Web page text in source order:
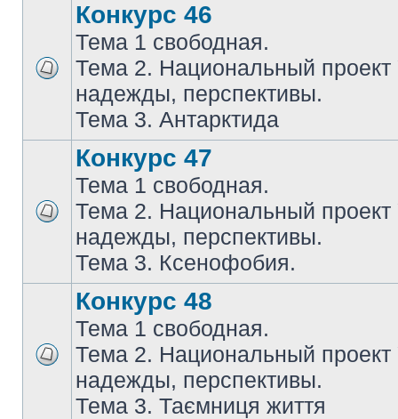
Конкурс 46
Тема 1 свободная.
Тема 2. Национальный
надежды, перспективы.
Тема 3. Антарктида
Конкурс 47
Тема 1 свободная.
Тема 2. Национальный
надежды, перспективы.
Тема 3. Ксенофобия.
Конкурс 48
Тема 1 свободная.
Тема 2. Национальный
надежды, перспективы.
Тема 3. Таємниця життя